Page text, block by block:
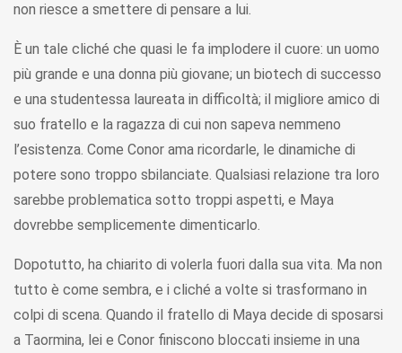
non riesce a smettere di pensare a lui.
È un tale cliché che quasi le fa implodere il cuore: un uomo
più grande e una donna più giovane; un biotech di successo
e una studentessa laureata in difficoltà; il migliore amico di
suo fratello e la ragazza di cui non sapeva nemmeno
l’esistenza. Come Conor ama ricordarle, le dinamiche di
potere sono troppo sbilanciate. Qualsiasi relazione tra loro
sarebbe problematica sotto troppi aspetti, e Maya
dovrebbe semplicemente dimenticarlo.
Dopotutto, ha chiarito di volerla fuori dalla sua vita. Ma non
tutto è come sembra, e i cliché a volte si trasformano in
colpi di scena. Quando il fratello di Maya decide di sposarsi
a Taormina, lei e Conor finiscono bloccati insieme in una